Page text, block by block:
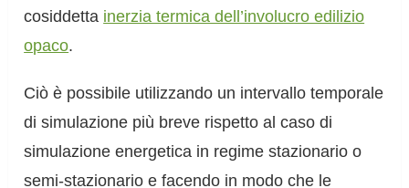
cosiddetta inerzia termica dell’involucro edilizio
opaco.
Ciò è possibile utilizzando un intervallo temporale
di simulazione più breve rispetto al caso di
simulazione energetica in regime stazionario o
semi-stazionario e facendo in modo che le